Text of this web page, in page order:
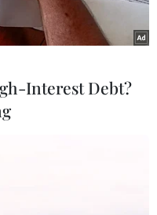
(TTXVN/Vietnam+)
Interest Debt?